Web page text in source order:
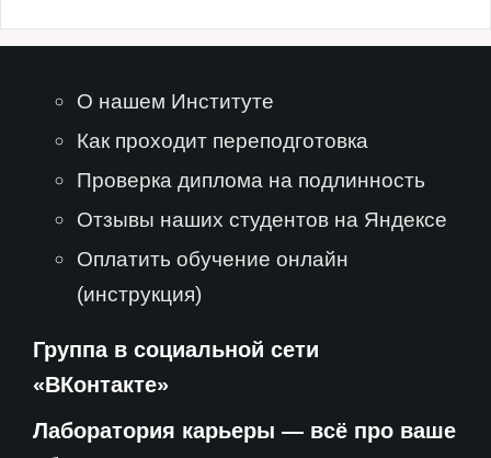
О нашем Институте
Как проходит переподготовка
Проверка диплома на подлинность
Отзывы наших студентов на Яндексе
Оплатить обучение онлайн
(инструкция)
Группа в социальной сети
«ВКонтакте»
Лаборатория карьеры — всё про ваше